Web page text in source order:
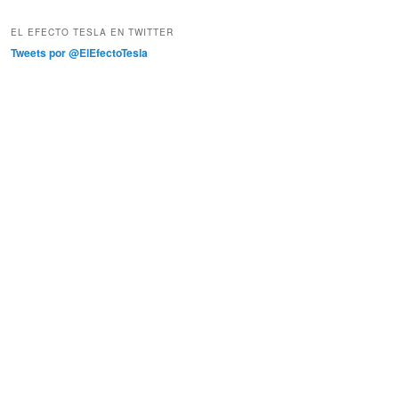
EL EFECTO TESLA EN TWITTER
Tweets por @ElEfectoTesla